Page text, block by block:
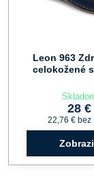
Leon 963
celokožené
28 €
22,76 € bez